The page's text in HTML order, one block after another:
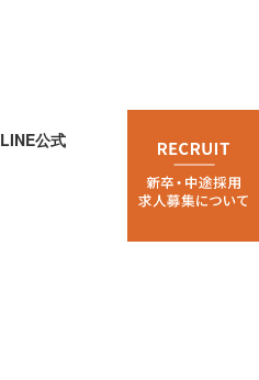
LINE公式